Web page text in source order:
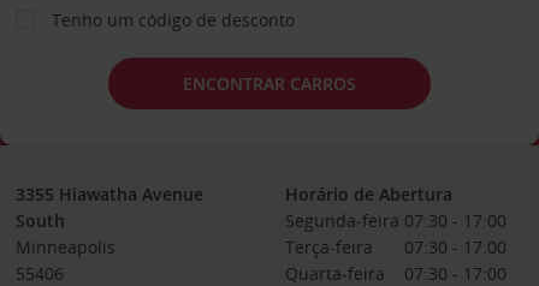
Tenho um código de desconto
ENCONTRAR CARROS
3355 Hiawatha Avenue
South
Minneapolis
55406
Horário de Abertura
Segunda-feira 07:30 - 17:00
Terça-feira
07:30 - 17:00
Quarta-feira
07:30 - 17:00